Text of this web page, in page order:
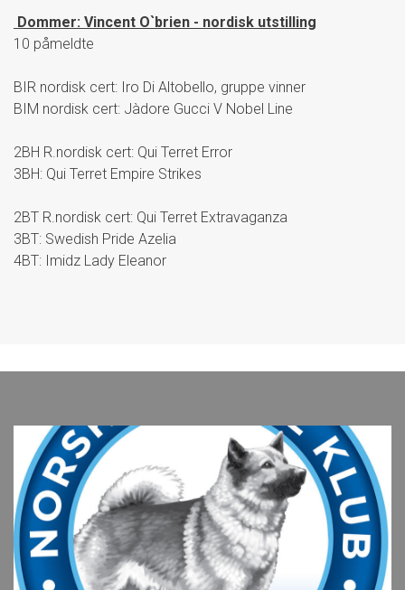
Dommer: Vincent O`brien - nordisk utstilling
10 påmeldte
BIR nordisk cert: Iro Di Altobello, gruppe vinner
BIM nordisk cert: Jàdore Gucci V Nobel Line
2BH R.nordisk cert: Qui Terret Error
3BH: Qui Terret Empire Strikes
2BT R.nordisk cert: Qui Terret Extravaganza
3BT: Swedish Pride Azelia
4BT: Imidz Lady Eleanor